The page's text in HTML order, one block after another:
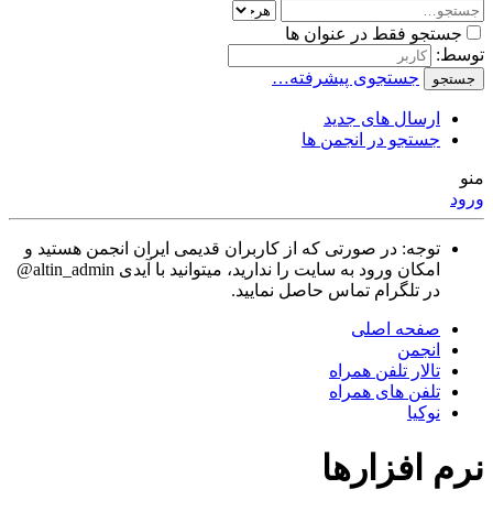
جستجو فقط در عنوان ها
توسط:
جستجو جستجوی پیشرفته…
ارسال های جدید
جستجو در انجمن ها
منو
ورود
توجه: در صورتی که از کاربران قدیمی ایران انجمن هستید و
امکان ورود به سایت را ندارید، میتوانید با آیدی altin_admin@
در تلگرام تماس حاصل نمایید.
صفحه اصلی
انجمن
تالار تلفن همراه
تلفن های همراه
نوکیا
نرم افزارها